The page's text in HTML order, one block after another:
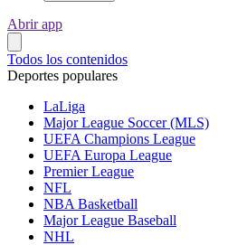
Abrir app
Todos los contenidos
Deportes populares
LaLiga
Major League Soccer (MLS)
UEFA Champions League
UEFA Europa League
Premier League
NFL
NBA Basketball
Major League Baseball
NHL